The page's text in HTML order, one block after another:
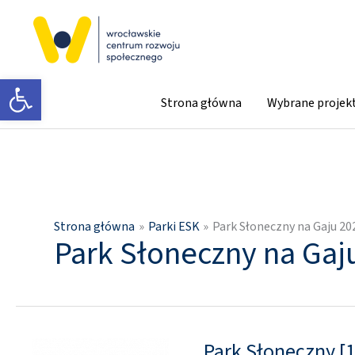
Otwórz pasek narzędzi Strona główna Wybrane
Strona główna Parki ESK Park Słoneczny na Gaju
Park Słoneczny na
Park